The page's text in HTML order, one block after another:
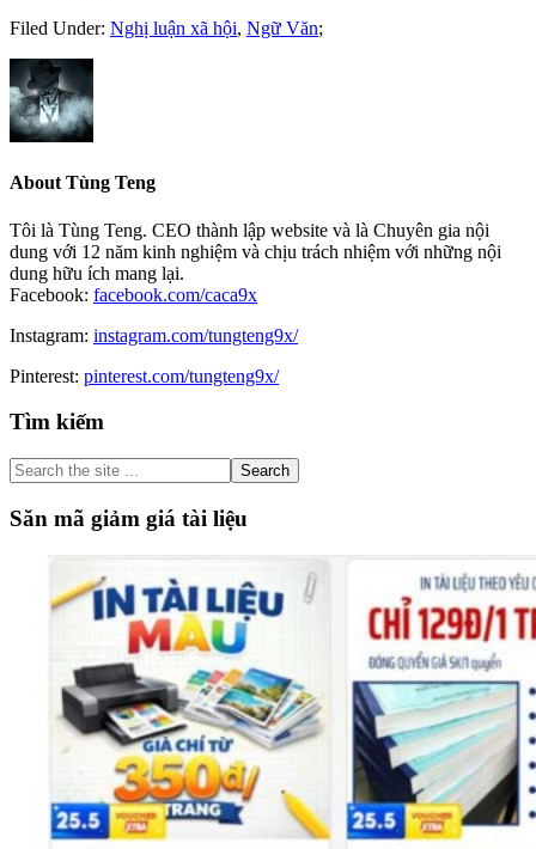
Filed Under: Nghị luận xã hội, Ngữ Văn;
AboutTùng Teng
Tôi là Tùng Teng. CEO thành lập website và là Chuyên gia nội
dung với 12 năm kinh nghiệm và chịu trách nhiệm với những nội
dung hữu ích mang lại.
Facebook: facebook.com/caca9x
Instagram: instagram.com/tungteng9x/
Pinterest: pinterest.com/tungteng9x/
Primary
Sidebar
Tìm kiếm
Search
the
site
...
Săn mã giảm giá tài liệu